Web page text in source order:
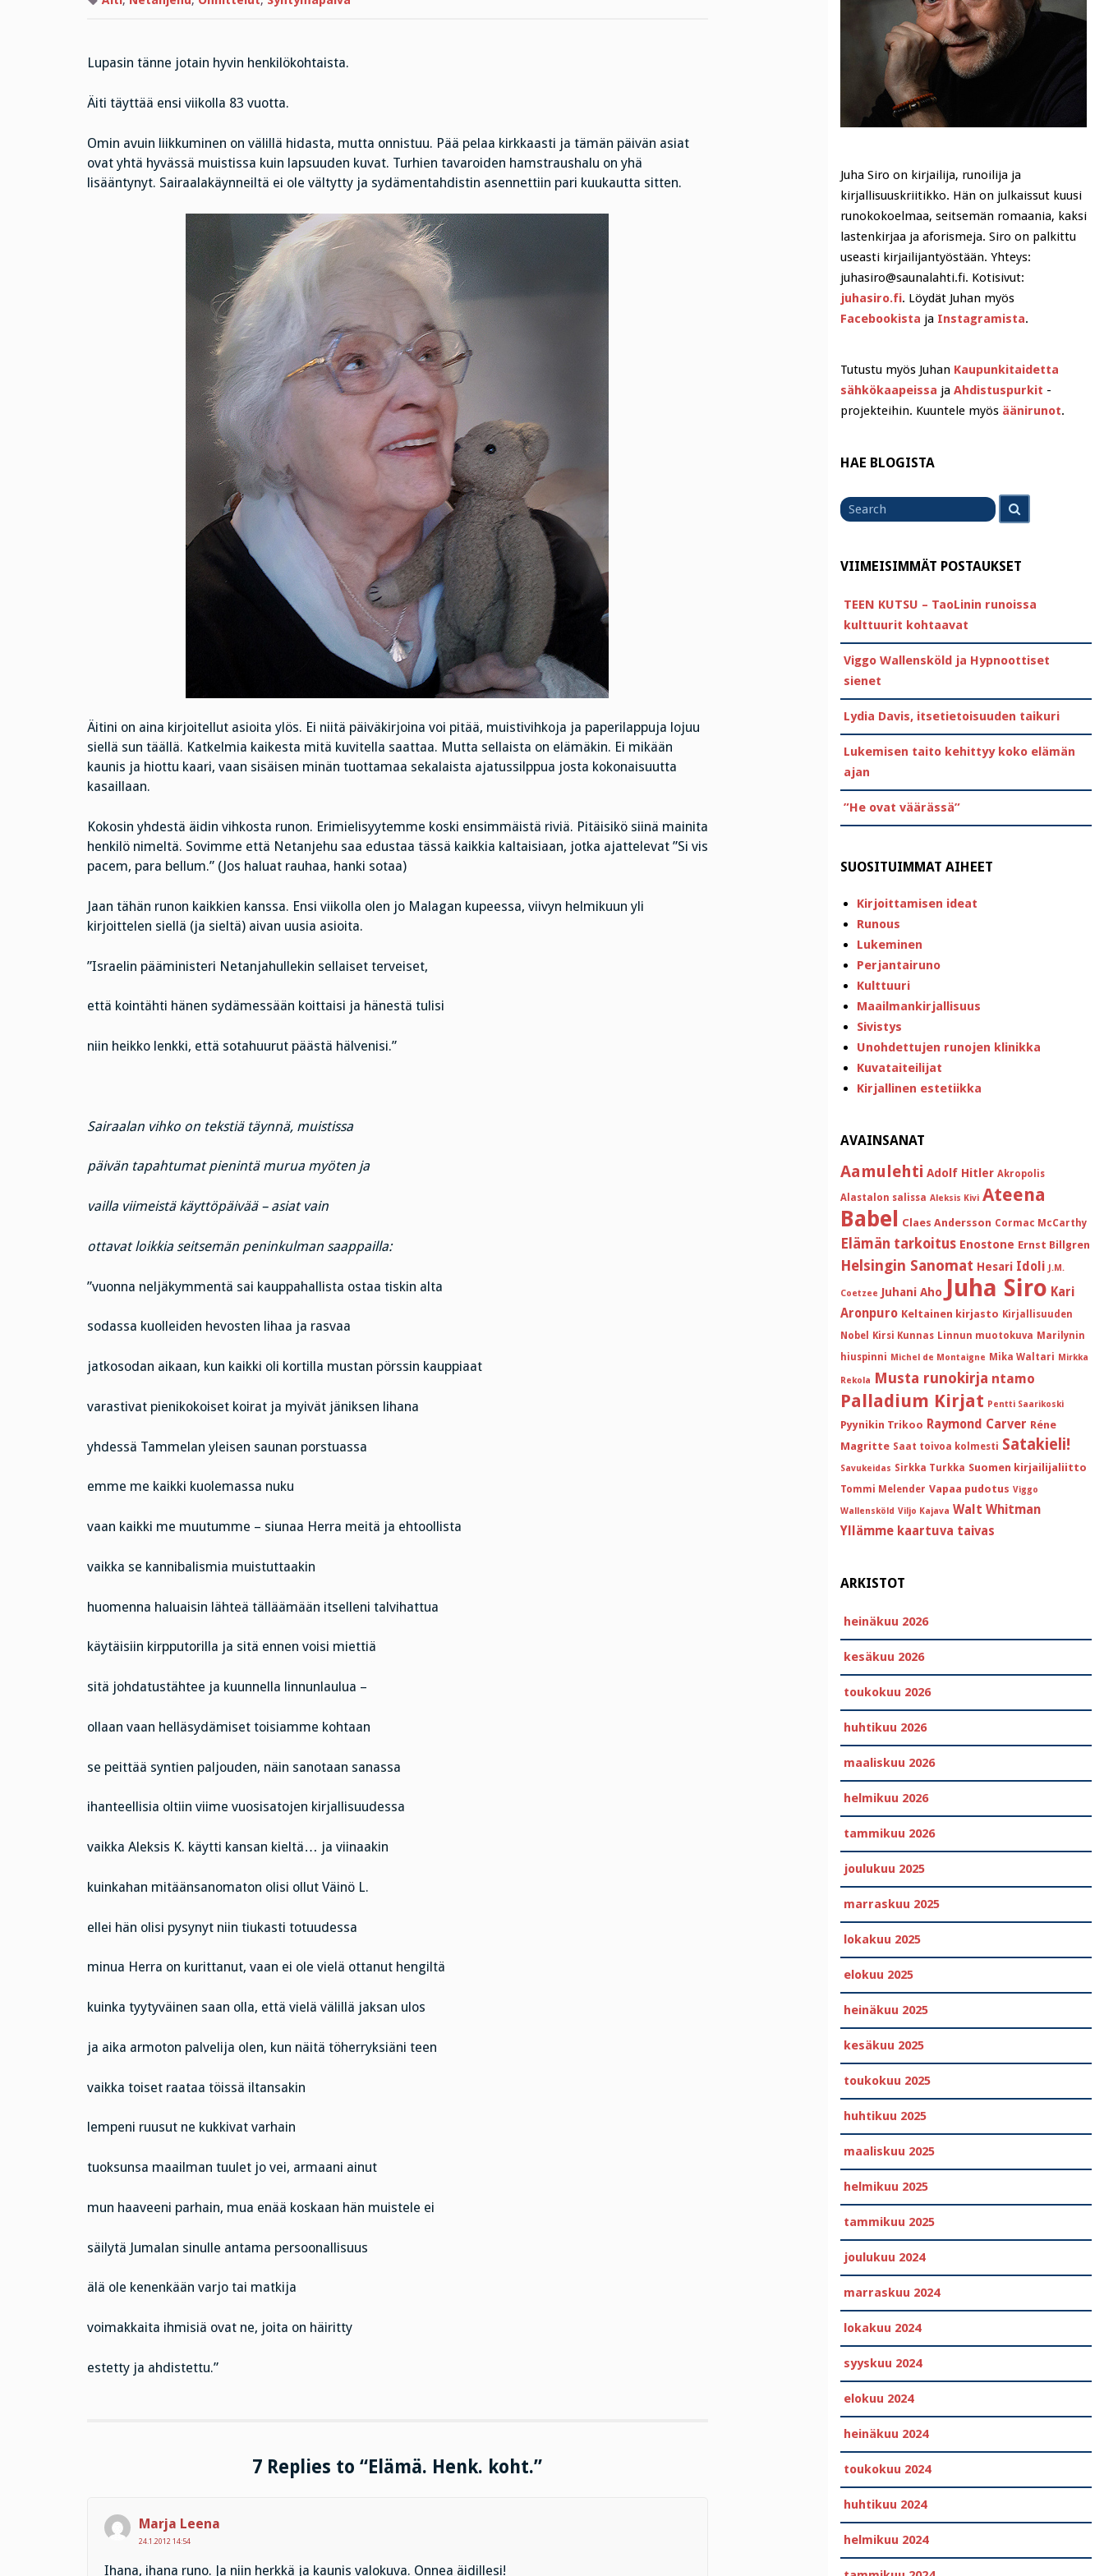
Lupasin tänne jotain hyvin henkilökohtaista.
Äiti täyttää ensi viikolla 83 vuotta.
Omin avuin liikkuminen on välillä hidasta, mutta onnistuu. Pää pelaa kirkkaasti ja tämän päivän asiat
ovat yhtä hyvässä muistissa kuin lapsuuden kuvat. Turhien tavaroiden hamstraushalu on yhä
lisääntynyt. Sairaalakäynneiltä ei ole vältytty ja sydämentahdistin asennettiin pari kuukautta sitten.
Äitini on aina kirjoitellut asioita ylös. Ei niitä päiväkirjoina voi pitää, muistivihkoja ja paperilappuja lojuu
siellä sun täällä. Katkelmia kaikesta mitä kuvitella saattaa. Mutta sellaista on elämäkin. Ei mikään
kaunis ja hiottu kaari, vaan sisäisen minän tuottamaa sekalaista ajatussilppua josta kokonaisuutta
kasaillaan.
Kokosin yhdestä äidin vihkosta runon. Erimielisyytemme koski ensimmäistä riviä. Pitäisikö siinä mainita
henkilö nimeltä. Sovimme että Netanjehu saa edustaa tässä kaikkia kaltaisiaan, jotka ajattelevat ”Si vis
pacem, para bellum.” (Jos haluat rauhaa, hanki sotaa)
Jaan tähän runon kaikkien kanssa. Ensi viikolla olen jo Malagan kupeessa, viivyn helmikuun yli
kirjoittelen siellä (ja sieltä) aivan uusia asioita.
”Israelin pääministeri Netanjahullekin sellaiset terveiset,
että kointähti hänen sydämessään koittaisi ja hänestä tulisi
niin heikko lenkki, että sotahuurut päästä hälvenisi.”
Sairaalan vihko on tekstiä täynnä, muistissa
päivän tapahtumat pienintä murua myöten ja
vailla viimeistä käyttöpäivää – asiat vain
ottavat loikkia seitsemän peninkulman saappailla:
”vuonna neljäkymmentä sai kauppahallista ostaa tiskin alta
sodassa kuolleiden hevosten lihaa ja rasvaa
jatkosodan aikaan, kun kaikki oli kortilla mustan pörssin kauppiaat
varastivat pienikokoiset koirat ja myivät jäniksen lihana
yhdessä Tammelan yleisen saunan porstuassa
emme me kaikki kuolemassa nuku
vaan kaikki me muutumme – siunaa Herra meitä ja ehtoollista
vaikka se kannibalismia muistuttaakin
huomenna haluaisin lähteä tälläämään itselleni talvihattua
käytäisiin kirpputorilla ja sitä ennen voisi miettiä
sitä johdatustähtee ja kuunnella linnunlaulua –
ollaan vaan helläsydämiset toisiamme kohtaan
se peittää syntien paljouden, näin sanotaan sanassa
ihanteellisia oltiin viime vuosisatojen kirjallisuudessa
vaikka Aleksis K. käytti kansan kieltä… ja viinaakin
kuinkahan mitäänsanomaton olisi ollut Väinö L.
ellei hän olisi pysynyt niin tiukasti totuudessa
minua Herra on kurittanut, vaan ei ole vielä ottanut hengiltä
kuinka tyytyväinen saan olla, että vielä välillä jaksan ulos
ja aika armoton palvelija olen, kun näitä töherryksiäni teen
vaikka toiset raataa töissä iltansakin
lempeni ruusut ne kukkivat varhain
tuoksunsa maailman tuulet jo vei, armaani ainut
mun haaveeni parhain, mua enää koskaan hän muistele ei
säilytä Jumalan sinulle antama persoonallisuus
älä ole kenenkään varjo tai matkija
voimakkaita ihmisiä ovat ne, joita on häiritty
estetty ja ahdistettu.”
7 Replies to “Elämä. Henk. koht.”
Marja Leena
24.1.2012 14:54
Ihana, ihana runo. Ja niin herkkä ja kaunis valokuva. Onnea äidillesi!
Juha Siro on kirjailija, runoilija ja
kirjallisuuskriitikko. Hän on julkaissut kuusi
runokokoelmaa, seitsemän romaania, kaksi
lastenkirjaa ja aforismeja. Siro on palkittu
useasti kirjailijantyöstään. Yhteys:
juhasiro@saunalahti.fi. Kotisivut:
juhasiro.fi. Löydät Juhan myös
Facebookista ja Instagramista.
Tutustu myös Juhan Kaupunkitaidetta
sähkökaapeissa ja Ahdistuspurkit -
projekteihin. Kuuntele myös äänirunot.
HAE BLOGISTA
for
VIIMEISIMMÄT POSTAUKSET
TEEN KUTSU – TaoLinin runoissa
kulttuurit kohtaavat
Viggo Wallensköld ja Hypnoottiset
sienet
Lydia Davis, itsetietoisuuden taikuri
Lukemisen taito kehittyy koko elämän
ajan
”He ovat väärässä”
SUOSITUIMMAT AIHEET
Kirjoittamisen ideat
Runous
Lukeminen
Perjantairuno
Kulttuuri
Maailmankirjallisuus
Sivistys
Unohdettujen runojen klinikka
Kuvataiteilijat
Kirjallinen estetiikka
AVAINSANAT
Aamulehti Adolf Hitler Akropolis
Alastalon salissa Aleksis Kivi Ateena
Babel Claes Andersson Cormac McCarthy
Elämän tarkoitus Enostone Ernst Billgren
Helsingin Sanomat Hesari Idoli J.M.
Coetzee Juhani Aho Juha Siro Kari
Aronpuro Keltainen kirjasto Kirjallisuuden
Nobel
Kirsi Kunnas Linnun muotokuva Marilynin
hiuspinni Michel de Montaigne Mika Waltari Mirkka
Rekola Musta runokirja ntamo
Palladium Kirjat Pentti Saarikoski
Pyynikin Trikoo Raymond Carver Réne
Magritte Saat toivoa kolmesti Satakieli!
Savukeidas Sirkka Turkka Suomen kirjailijaliitto
Tommi Melender Vapaa pudotus Viggo
Wallensköld Viljo Kajava Walt Whitman
Yllämme kaartuva taivas
ARKISTOT
heinäkuu 2026
kesäkuu 2026
toukokuu 2026
huhtikuu 2026
maaliskuu 2026
helmikuu 2026
tammikuu 2026
joulukuu 2025
marraskuu 2025
lokakuu 2025
elokuu 2025
heinäkuu 2025
kesäkuu 2025
toukokuu 2025
huhtikuu 2025
maaliskuu 2025
helmikuu 2025
tammikuu 2025
joulukuu 2024
marraskuu 2024
lokakuu 2024
syyskuu 2024
elokuu 2024
heinäkuu 2024
toukokuu 2024
huhtikuu 2024
helmikuu 2024